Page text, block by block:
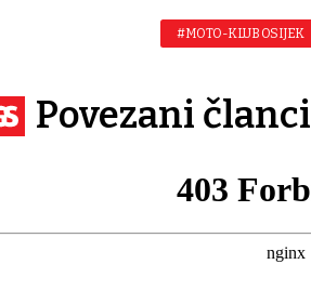
#MOTO-KLUB OSIJEK
Povezani članci